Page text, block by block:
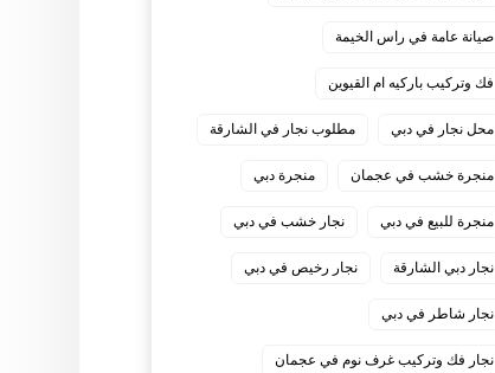
صيانة عامة في راس الخيمة
فك وتركيب باركيه ام القيوين
محل نجار في دبي مطلوب نجار في الشارقة
منجرة خشب في عجمان منجرة دبي
منجرة للبيع في دبي نجار خشب في دبي
نجار دبي الشارقة نجار رخيص في دبي
نجار شاطر في دبي
نجار فك وتركيب غرف نوم في عجمان